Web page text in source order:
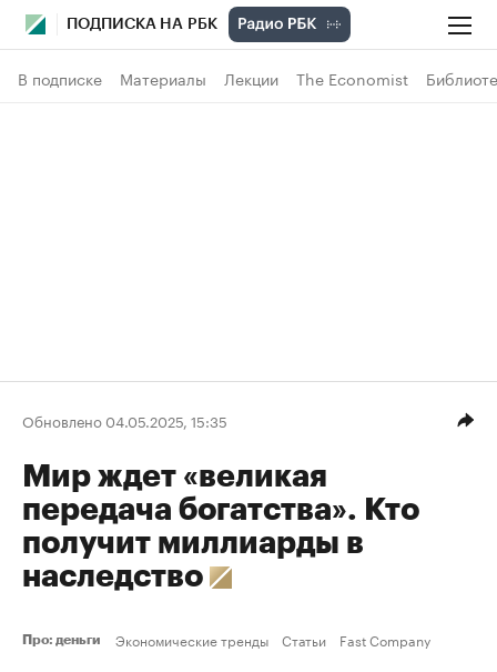
ПОДПИСКА НА РБК
В подписке Материалы Лекции The Economist
Обновлено 04.05.2025, 15:35
Мир ждет «великая
передача богатства». Кто
получит миллиарды в
наследство
Про: деньги Экономические тренды Статьи Fast Company